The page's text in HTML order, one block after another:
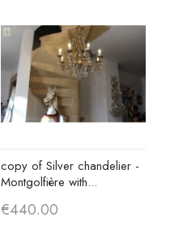
copy of Silver chandelier -
Montgolfière with...
€440.00